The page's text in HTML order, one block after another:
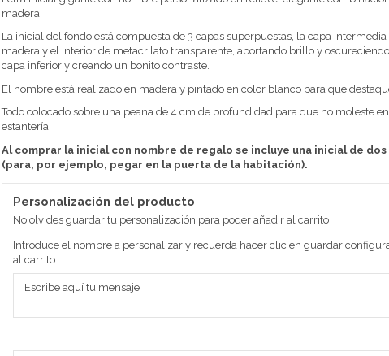
madera.
La inicial del fondo está compuesta de 3 capas superpuestas, la capa
madera y el interior de metacrilato transparente, aportando brillo y
capa inferior y creando un bonito contraste.
El nombre está realizado en madera y pintado en color blanco para que
Todo colocado sobre una peana de 4 cm de profundidad para que no moleste
estantería.
Al comprar la inicial con nombre de regalo se incluye una inicial de
(para, por ejemplo, pegar en la puerta de la habitación).
Personalización del producto
No olvides guardar tu personalización para poder añadir al carrito
Introduce el nombre a personalizar y recuerda hacer clic en guardar
al carrito